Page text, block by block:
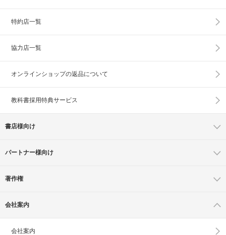
特約店一覧
協力店一覧
オンラインショップの返品について
教科書採用特典サービス
書店様向け
パートナー様向け
著作権
会社案内
会社案内